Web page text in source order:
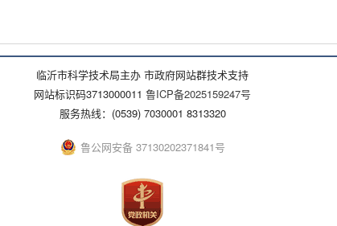
临沂市科学技术局主办 市政府网站群技术支持
网站标识码3713000011 鲁ICP备2025159247号
服务热线：(0539) 7030001 8313320
鲁公网安备 37130202371841号